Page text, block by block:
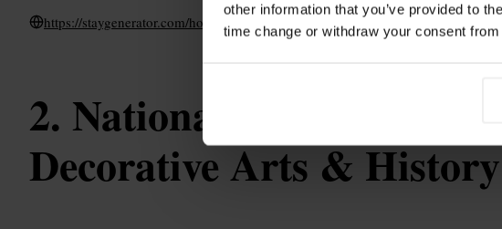
other information that you’ve provided to
time change or withdraw your consent from
https://staygenerator.com/hostels/dublin/skyview-tower
National Museum of
Decorative Arts & History